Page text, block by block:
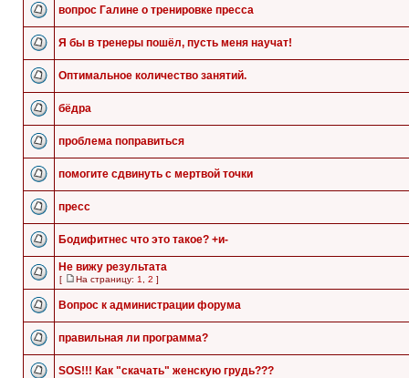
вопрос Галине о тренировке пресса
Я бы в тренеры пошёл, пусть меня научат!
Оптимальное количество занятий.
бёдра
проблема поправиться
помогите сдвинуть с мертвой точки
пресс
Бодифитнес что это такое? +и-
Не вижу результата
[ На страницу: 1 2 ]
Вопрос к администрации форума
правильная ли программа?
SOS!!! Как "скачать" женскую грудь???